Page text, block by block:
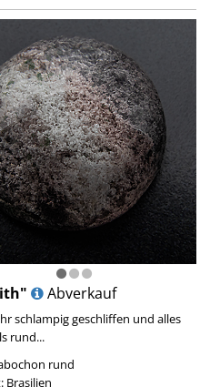
Abverkauf
schlampig geschliffen und alles
rund...
rund
Brasilien